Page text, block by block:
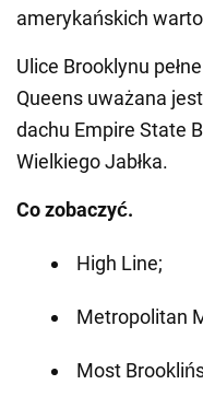
amerykańskich
Ulice Brooklynu
Queens uważana
dachu Empire State
Wielkiego Jabłka.
Co zobaczyć.
High Line;
Metropolitan
Most